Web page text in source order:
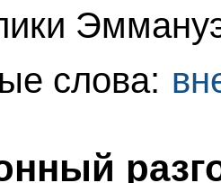
слова: